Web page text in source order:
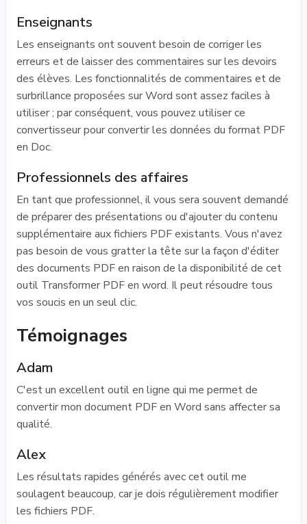
Enseignants
Les enseignants ont souvent besoin de corriger les
erreurs et de laisser des commentaires sur les devoirs
des élèves. Les fonctionnalités de commentaires et de
surbrillance proposées sur Word sont assez faciles à
utiliser ; par conséquent, vous pouvez utiliser ce
convertisseur pour convertir les données du format PDF
en Doc.
Professionnels des affaires
En tant que professionnel, il vous sera souvent demandé
de préparer des présentations ou d'ajouter du contenu
supplémentaire aux fichiers PDF existants. Vous n'avez
pas besoin de vous gratter la tête sur la façon d'éditer
des documents PDF en raison de la disponibilité de cet
outil Transformer PDF en word. Il peut résoudre tous
vos soucis en un seul clic.
Témoignages
Adam
C'est un excellent outil en ligne qui me permet de
convertir mon document PDF en Word sans affecter sa
qualité.
Alex
Les résultats rapides générés avec cet outil me
soulagent beaucoup, car je dois régulièrement modifier
les fichiers PDF.